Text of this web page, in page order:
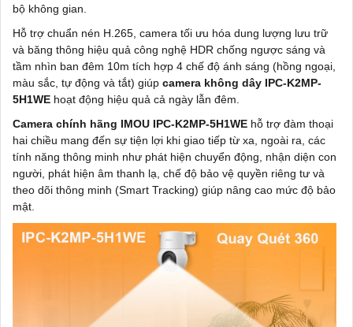
bộ không gian.
Hỗ trợ chuẩn nén H.265, camera tối ưu hóa dung lượng lưu trữ
và băng thông hiệu quả công nghệ HDR chống ngược sáng và
tầm nhìn ban đêm 10m tích hợp 4 chế độ ánh sáng (hồng ngoại,
màu sắc, tự động và tắt) giúp camera không dây IPC-K2MP-
5H1WE hoạt động hiệu quả cả ngày lẫn đêm.
Camera chính hãng IMOU IPC-K2MP-5H1WE hỗ trợ đàm thoại
hai chiều mang đến sự tiện lợi khi giao tiếp từ xa, ngoài ra, các
tính năng thông minh như phát hiện chuyển động, nhận diện con
người, phát hiện âm thanh lạ, chế độ bảo vệ quyền riêng tư và
theo dõi thông minh (Smart Tracking) giúp nâng cao mức độ bảo
mật.